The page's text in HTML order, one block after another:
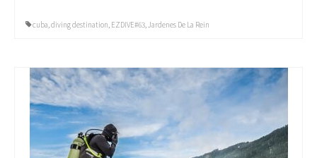
cuba diving destination EZDIVE#63 Jardenes De La Rein